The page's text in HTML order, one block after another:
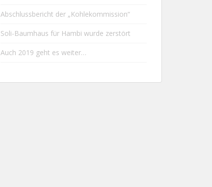
Abschlussbericht der „Kohlekommission“
Soli-Baumhaus für Hambi wurde zerstört
Auch 2019 geht es weiter…